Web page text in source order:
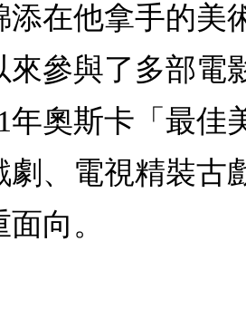
添在他拿手的美
來參與了多部電
年奧斯卡「最佳
劇、電視精裝古
向。